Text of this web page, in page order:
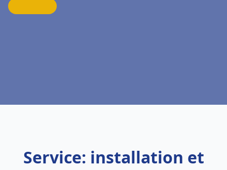
Service: installation et